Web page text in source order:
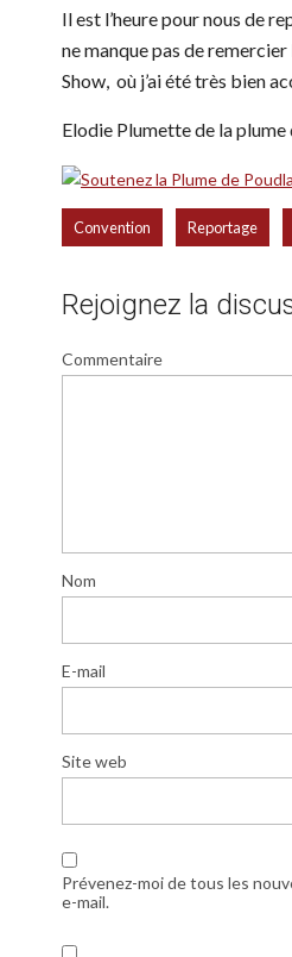
Il est l’heure pour nous de
ne manque pas de
Show, où j’ai été très bien
Elodie Plumette de la
Convention Reportage
Rejoignez la
Commentaire
Nom
E-mail
Site web
Prévenez-moi de tous les
e-mail.